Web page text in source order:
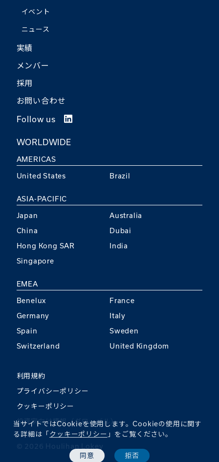
当サイトではCookieを使用します。Cookieの使用に関す
る詳細は「クッキーポリシー 」をご覧ください。
同意 拒否
イベント
ニュース
実績
メンバー
採用
お問い合わせ
Follow us
WORLDWIDE
AMERICAS
United States
Brazil
ASIA-PACIFIC
Japan
Australia
China
Dubai
Hong Kong SAR
India
Singapore
EMEA
Benelux
France
Germany
Italy
Spain
Sweden
Switzerland
United Kingdom
利用規約
プライバシーポリシー
クッキーポリシー
投資家向け情報（グローバル）
©︎ 2026 Houlihan Lokey